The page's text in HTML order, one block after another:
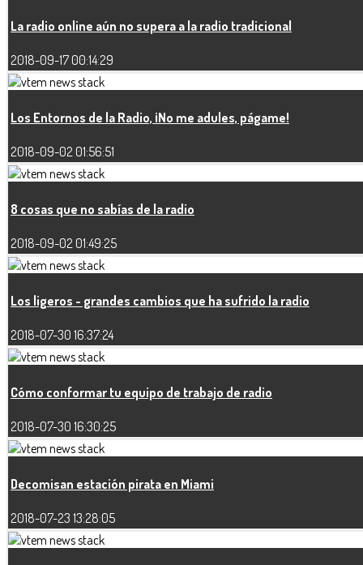
La radio online aún no supera a la radio tradicional
2018-09-17 00:14:29
Los Entornos de la Radio, ¡No me adules, págame!
2018-09-02 01:56:51
8 cosas que no sabías de la radio
2018-09-02 01:49:25
Los ligeros - grandes cambios que ha sufrido la radio
2018-07-30 16:37:24
Cómo conformar tu equipo de trabajo de radio
2018-07-30 16:30:25
Decomisan estación pirata en Miami
2018-07-23 13:28:05